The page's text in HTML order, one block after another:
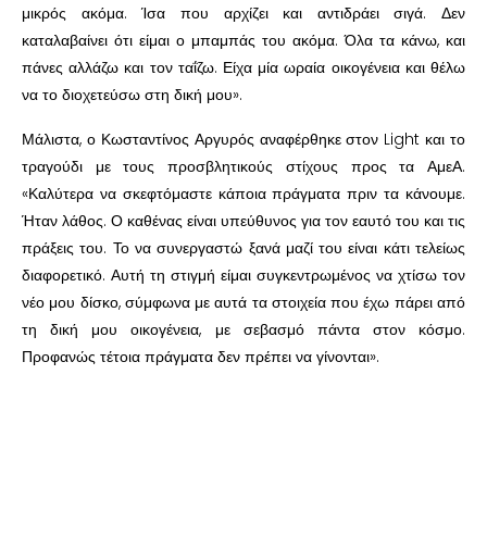
μικρός ακόμα. Ίσα που αρχίζει και αντιδράει σιγά. Δεν
καταλαβαίνει ότι είμαι ο μπαμπάς του ακόμα. Όλα τα κάνω, και
πάνες αλλάζω και τον ταΐζω. Είχα μία ωραία οικογένεια και θέλω
να το διοχετεύσω στη δική μου».
Μάλιστα, ο Κωσταντίνος Αργυρός αναφέρθηκε στον Light και το
τραγούδι με τους προσβλητικούς στίχους προς τα ΑμεΑ.
«Καλύτερα να σκεφτόμαστε κάποια πράγματα πριν τα κάνουμε.
Ήταν λάθος. Ο καθένας είναι υπεύθυνος για τον εαυτό του και τις
πράξεις του. Το να συνεργαστώ ξανά μαζί του είναι κάτι τελείως
διαφορετικό. Αυτή τη στιγμή είμαι συγκεντρωμένος να χτίσω τον
νέο μου δίσκο, σύμφωνα με αυτά τα στοιχεία που έχω πάρει από
τη δική μου οικογένεια, με σεβασμό πάντα στον κόσμο.
Προφανώς τέτοια πράγματα δεν πρέπει να γίνονται».